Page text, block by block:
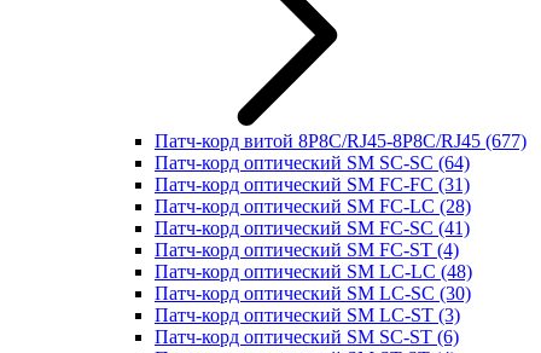
Патч-корд витой 8P8C/RJ45-8P8C/RJ45 (677)
Патч-корд оптический SM SC-SC (64)
Патч-корд оптический SM FC-FC (31)
Патч-корд оптический SM FC-LC (28)
Патч-корд оптический SM FC-SC (41)
Патч-корд оптический SM FC-ST (4)
Патч-корд оптический SM LC-LC (48)
Патч-корд оптический SM LC-SC (30)
Патч-корд оптический SM LC-ST (3)
Патч-корд оптический SM SC-ST (6)